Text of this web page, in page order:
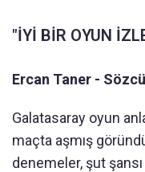
"İYİ BİR OYUN
Ercan Taner - Sözcü
Galatasaray oyun
maçta aşmış
denemeler, şut